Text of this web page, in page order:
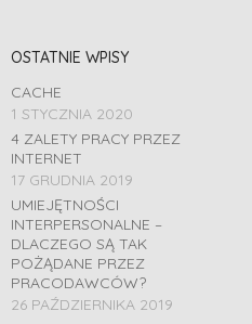
OSTATNIE WPISY
CACHE
1 STYCZNIA 2020
4 ZALETY PRACY PRZEZ
INTERNET
17 GRUDNIA 2019
UMIEJĘTNOŚCI
INTERPERSONALNE –
DLACZEGO SĄ TAK
POŻĄDANE PRZEZ
PRACODAWCÓW?
26 PAŹDZIERNIKA 2019